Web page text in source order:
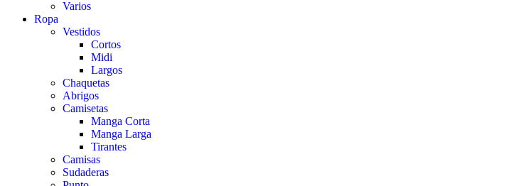
Varios
Ropa
Vestidos
Cortos
Midi
Largos
Chaquetas
Abrigos
Camisetas
Manga Corta
Manga Larga
Tirantes
Camisas
Sudaderas